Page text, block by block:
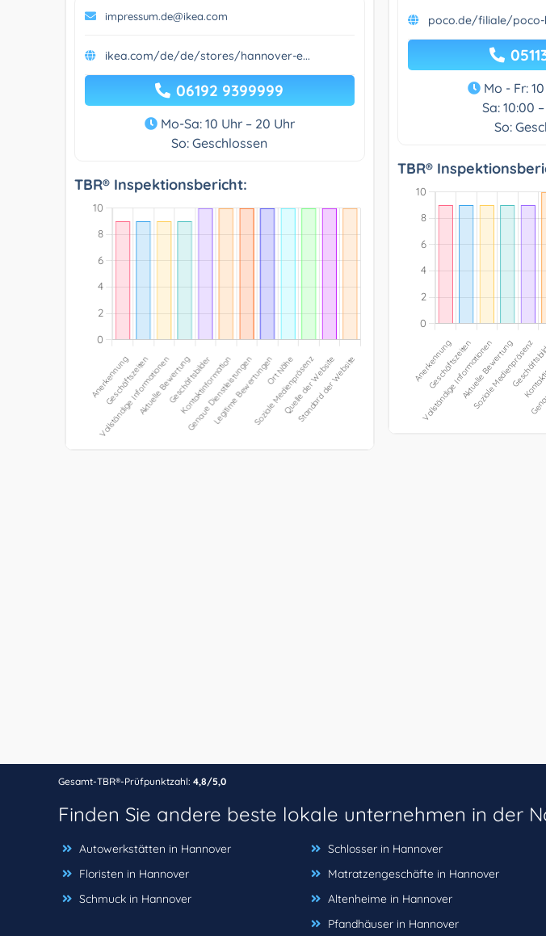
impressum.de@ikea.com
ikea.com/de/de/stores/hannover-e...
06192 9399999
Mo-Sa: 10 Uhr – 20 Uhr
So: Geschlossen
TBR® Inspektionsbericht:
poco.de/filiale/poco-
Mo - Fr:
Sa: 10:00
So:
TBR®
Gesamt-TBR®-Prüfpunktzahl: 4,8/5,0
Finden Sie andere beste lokale unternehmen in der
Autowerkstätten in Hannover
Floristen in Hannover
Schmuck in Hannover
Schlosser in Hannover
Matratzengeschäfte in Hannover
Altenheime in Hannover
Pfandhäuser in Hannover